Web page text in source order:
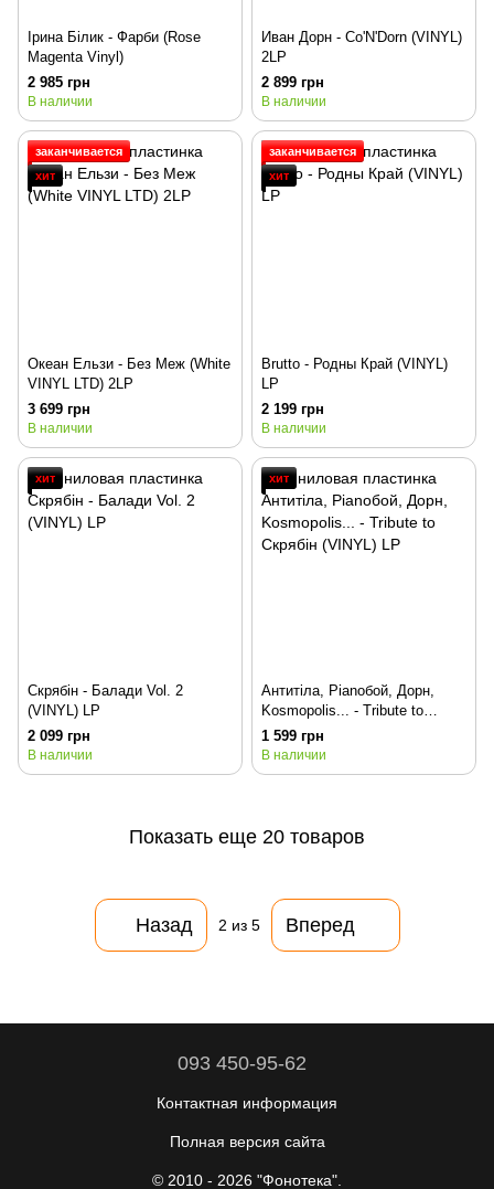
Ірина Білик - Фарби (Rose
Magenta Vinyl)
2 985 грн
В наличии
Иван Дорн - Co'N'Dorn (VINYL)
2LP
2 899 грн
В наличии
заканчивается
хит
Океан Ельзи - Без Меж (White
VINYL LTD) 2LP
3 699 грн
В наличии
заканчивается
хит
Brutto - Родны Край (VINYL)
LP
2 199 грн
В наличии
хит
Скрябін - Балади Vol. 2
(VINYL) LP
2 099 грн
В наличии
хит
Антитіла, Pianoбой, Дорн,
Kosmopolis... - Tribute to
Скрябін (VINYL) LP
1 599 грн
В наличии
Показать еще 20 товаров
Назад 2 из 5 Вперед
093 450-95-62
Контактная информация
Полная версия сайта
© 2010 - 2026 "Фонотека".